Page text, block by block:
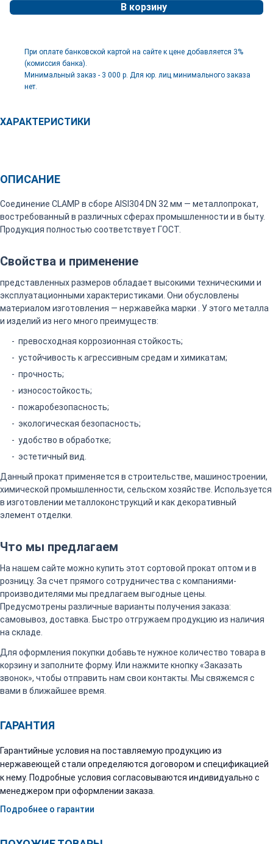
В корзину
При оплате банковской картой на сайте к цене добавляется 3%
(комиссия банка).
Минимальный заказ - 3 000 р. Для юр. лиц минимального заказа
нет.
ХАРАКТЕРИСТИКИ
ОПИСАНИЕ
Соединение CLAMP в сборе AISI304 DN 32 мм — металлопрокат,
востребованный в различных сферах промышленности и в быту.
Продукция полностью соответствует ГОСТ.
Свойства и применение
представленных размеров обладает высокими техническими и
эксплуатационными характеристиками. Они обусловлены
материалом изготовления — нержавейка марки . У этого металла
и изделий из него много преимуществ:
превосходная коррозионная стойкость;
устойчивость к агрессивным средам и химикатам;
прочность;
износостойкость;
пожаробезопасность;
экологическая безопасность;
удобство в обработке;
эстетичный вид.
Данный прокат применяется в строительстве, машиностроении,
химической промышленности, сельском хозяйстве. Используется
в изготовлении металлоконструкций и как декоративный
элемент отделки.
Что мы предлагаем
На нашем сайте можно купить этот сортовой прокат оптом и в
розницу. За счет прямого сотрудничества с компаниями-
производителями мы предлагаем выгодные цены.
Предусмотрены различные варианты получения заказа:
самовывоз, доставка. Быстро отгружаем продукцию из наличия
на складе.
Для оформления покупки добавьте нужное количество товара в
корзину и заполните форму. Или нажмите кнопку «Заказать
звонок», чтобы отправить нам свои контакты. Мы свяжемся с
вами в ближайшее время.
ГАРАНТИЯ
Гарантийные условия на поставляемую продукцию из
нержавеющей стали определяются договором и спецификацией
к нему. Подробные условия согласовываются индивидуально с
менеджером при оформлении заказа.
Подробнее о гарантии